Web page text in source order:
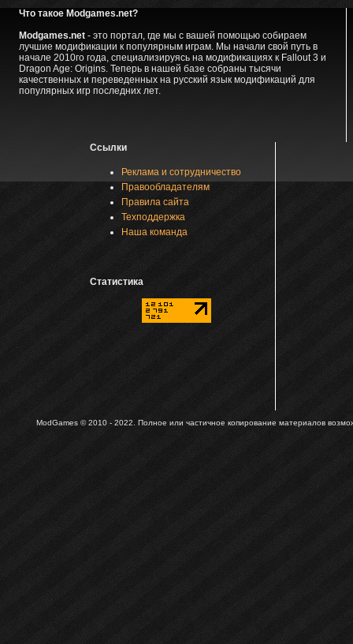
Что такое Modgames.net?
Modgames.net- это портал, где мы с вашей помощью собираем
лучшие модификации к популярным играм. Мы начали свой путь в
начале 2010го года, специализируясь на модификациях к Fallout 3 и
Dragon Age: Origins. Теперь в нашей базе собраны тысячи
качественных и переведенных на русский язык модификаций для
популярных игр последних лет.
Ссылки
Реклама и сотрудничество
Правообладателям
Правила сайта
Техподдержка
Наша команда
Статистика
ModGames © 2010 - 2022. Полное или частичное копирование материалов